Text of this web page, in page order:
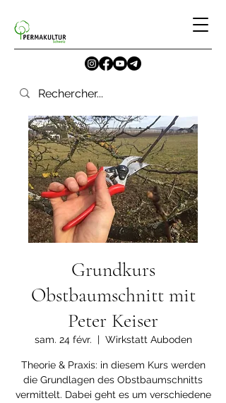
Grundkurs
Obstbaumschnitt mit
Peter Keiser
sam. 24 févr.
  |
Wirkstatt Auboden
Theorie & Praxis: in diesem Kurs werden
die Grundlagen des Obstbaumschnitts
vermittelt. Dabei geht es um verschiedene